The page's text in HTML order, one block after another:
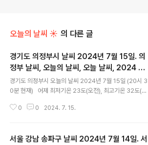
오늘의 날씨 ☀ 의 다른 글
경기도 의정부시 날씨 2024년 7월 15일. 의
정부 날씨, 오늘의 날씨, 오늘 날씨, 2024 07
15, 초미세먼지, 미세먼지, 황사, 자외선
경기도 의정부시 오늘의 날씨 2024년 7월 15일 (20시 3
0분 현재) 어제 최저기온 23도(오전), 최고기온 32도(오
보다 1도 낮은 최저기온이고 어제보다 1도 낮은 최고기온
3시 - 17시 하루 중 최고기온입니다 * 눈비 올 확률
0 0 2024. 7. 15.
서울 강남 송파구 날씨 2024년 7월 14일. 서